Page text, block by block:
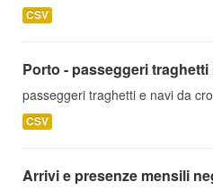
CSV
Porto - passeggeri
passeggeri traghetti e navi da
CSV
Arrivi e presenze mensili